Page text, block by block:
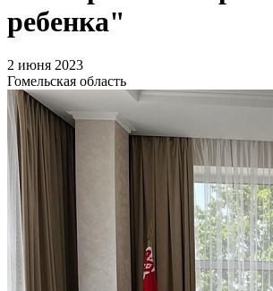
ребенка"
2 июня 2023
Гомельская область